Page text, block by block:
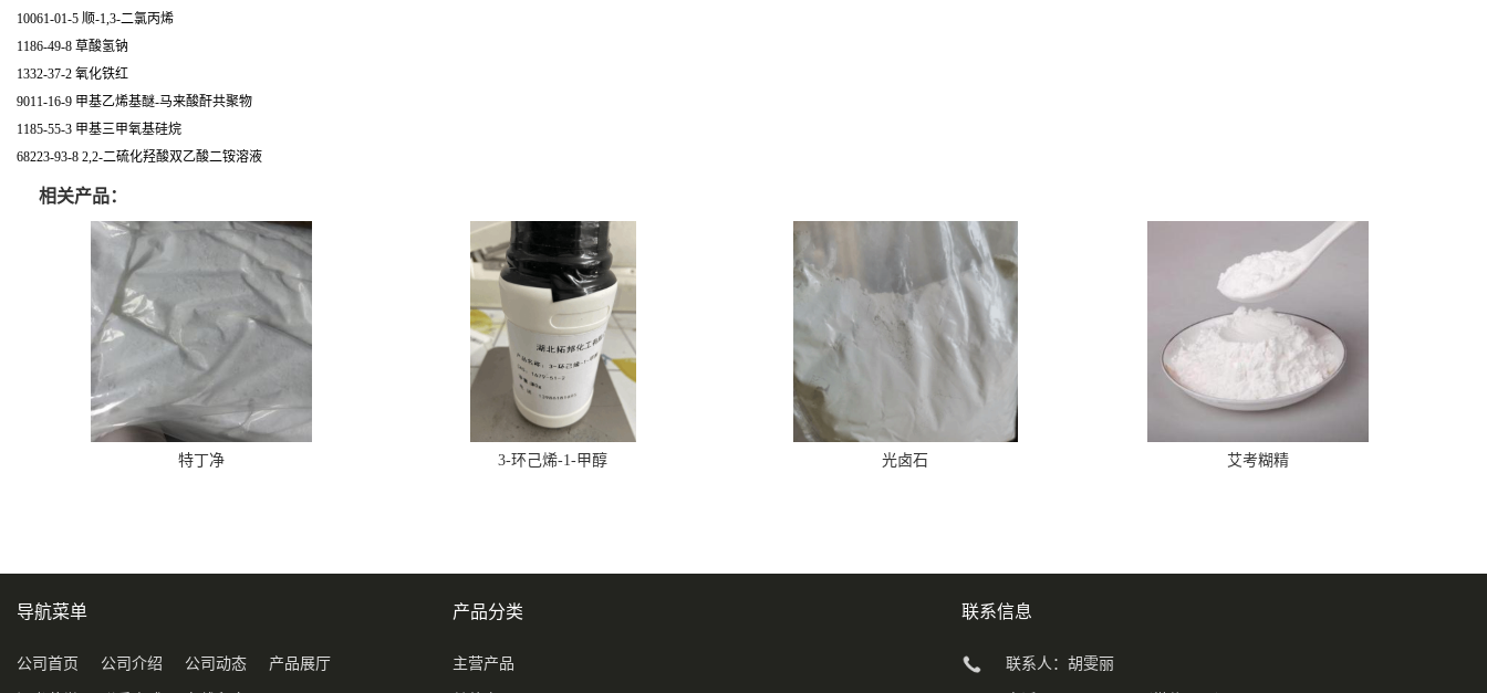
10061-01-5 顺-1,3-二氯丙烯
1186-49-8 草酸氢钠
1332-37-2 氧化铁红
9011-16-9 甲基乙烯基醚-马来酸酐共聚物
1185-55-3 甲基三甲氧基硅烷
68223-93-8 2,2-二硫化羟酸双乙酸二铵溶液
相关产品：
特丁净 3-环己烯-1-甲醇 光卤石 艾考糊精
导航菜单
公司首页 公司介绍 公司动态 产品展厅
产品分类
主营产品
联系信息
联系人：胡雯丽